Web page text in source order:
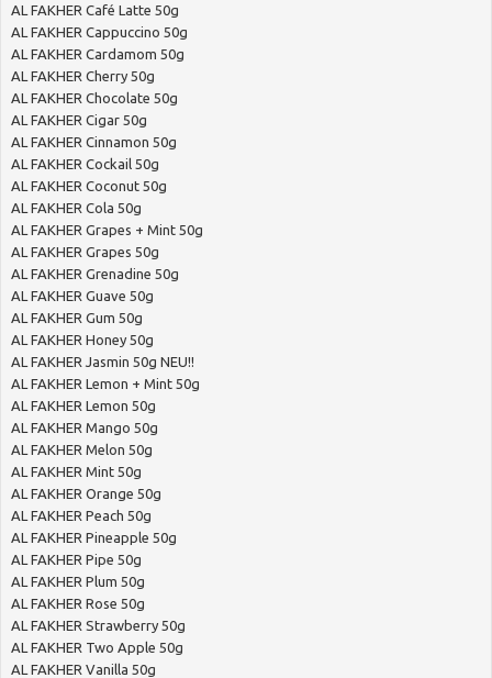
AL FAKHER Café Latte 50g
AL FAKHER Cappuccino 50g
AL FAKHER Cardamom 50g
AL FAKHER Cherry 50g
AL FAKHER Chocolate 50g
AL FAKHER Cigar 50g
AL FAKHER Cinnamon 50g
AL FAKHER Cockail 50g
AL FAKHER Coconut 50g
AL FAKHER Cola 50g
AL FAKHER Grapes + Mint 50g
AL FAKHER Grapes 50g
AL FAKHER Grenadine 50g
AL FAKHER Guave 50g
AL FAKHER Gum 50g
AL FAKHER Honey 50g
AL FAKHER Jasmin 50g NEU!!
AL FAKHER Lemon + Mint 50g
AL FAKHER Lemon 50g
AL FAKHER Mango 50g
AL FAKHER Melon 50g
AL FAKHER Mint 50g
AL FAKHER Orange 50g
AL FAKHER Peach 50g
AL FAKHER Pineapple 50g
AL FAKHER Pipe 50g
AL FAKHER Plum 50g
AL FAKHER Rose 50g
AL FAKHER Strawberry 50g
AL FAKHER Two Apple 50g
AL FAKHER Vanilla 50g